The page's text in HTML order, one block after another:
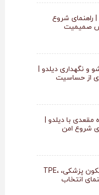
| راهنمای شروع
صمیمیت
نگهداری دیلدو |
از حساسیت
مقعدی با دیلدو |
شروع امن
جنس دیلدو ها | سیلیکون پزشکی، TPE،